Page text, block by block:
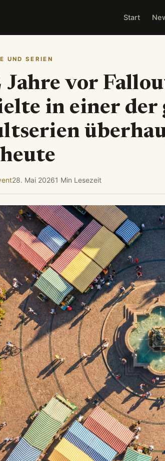
Start
UND SERIEN
Jahre vor
in einer
28. Mai 20261 Min Lesezeit